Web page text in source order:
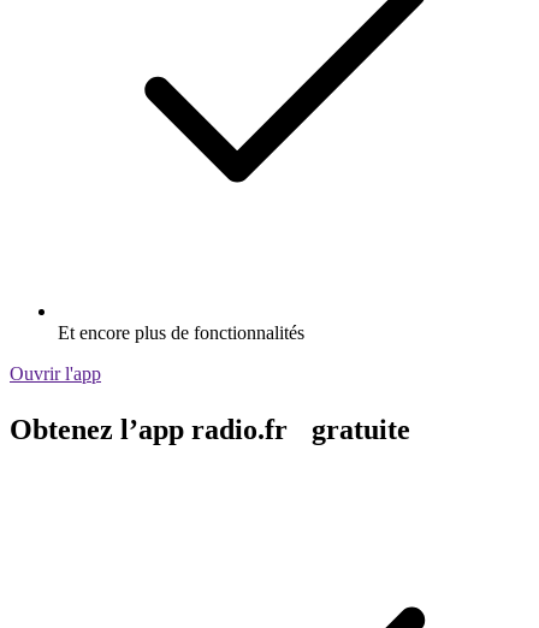
Et encore plus de fonctionnalités
Ouvrir l'app
Obtenez l’app radio.fr gratuite